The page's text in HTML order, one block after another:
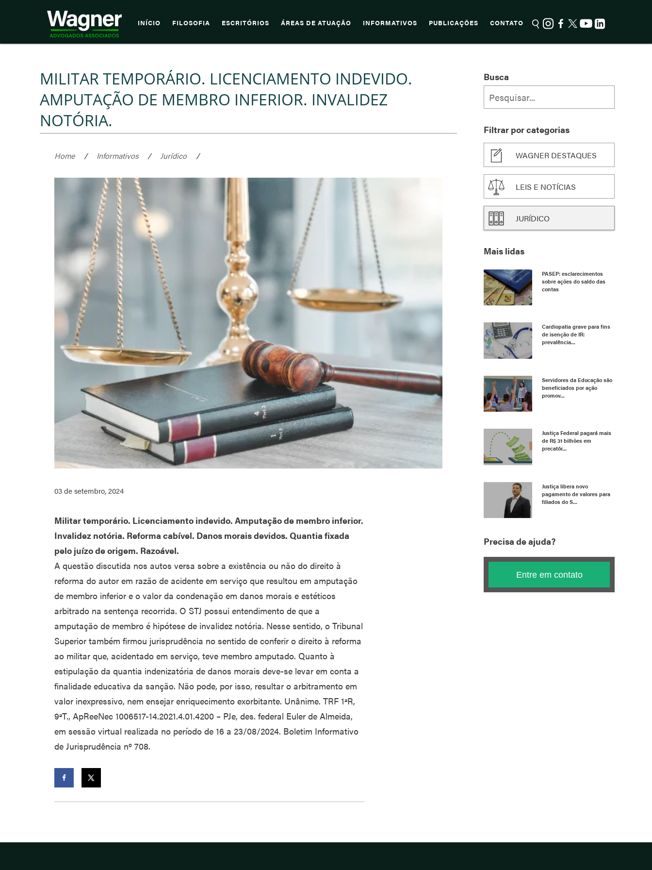
INÍCIO FILOSOFIA ESCRITÓRIOS ÁREAS DE ATUAÇÃO INFORMATIVOS PUBLICAÇÕES CONTATO
MILITAR TEMPORÁRIO. LICENCIAMENTO INDEVIDO.
AMPUTAÇÃO DE MEMBRO INFERIOR. INVALIDEZ
NOTÓRIA.
Home / Informativos / Jurídico /
03 de setembro, 2024
Militar temporário. Licenciamento indevido. Amputação de membro inferior.
Invalidez notória. Reforma cabível. Danos morais devidos. Quantia fixada
pelo juízo de origem. Razoável.
A questão discutida nos autos versa sobre a existência ou não do direito à
reforma do autor em razão de acidente em serviço que resultou em amputação
de membro inferior e o valor da condenação em danos morais e estéticos
arbitrado na sentença recorrida. O STJ possui entendimento de que a
amputação de membro é hipótese de invalidez notória. Nesse sentido, o Tribunal
Superior também firmou jurisprudência no sentido de conferir o direito à reforma
ao militar que, acidentado em serviço, teve membro amputado. Quanto à
estipulação da quantia indenizatória de danos morais deve-se levar em conta a
finalidade educativa da sanção. Não pode, por isso, resultar o arbitramento em
valor inexpressivo, nem ensejar enriquecimento exorbitante. Unânime. TRF 1ªR,
9ªT., ApReeNec 1006517-14.2021.4.01.4200 – PJe, des. federal Euler de Almeida,
em sessão virtual realizada no período de 16 a 23/08/2024. Boletim Informativo
de Jurisprudência nº 708.
Busca
Filtrar por categorias
WAGNER DESTAQUES
LEIS E NOTÍCIAS
JURÍDICO
Mais lidas
PASEP: esclarecimentos
sobre ações do saldo das
contas
Cardiopatia grave para fins
de isenção de IR:
prevalência...
Servidores da Educação são
beneficiados por ação
promov...
Justiça Federal pagará mais
de R$ 31 bilhões em
precatór...
Justiça libera novo
pagamento de valores para
filiados do S...
Precisa de ajuda?
Entre em contato